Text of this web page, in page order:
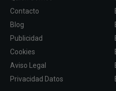
Contacto
Blog
Publicidad
Cookies
Aviso Legal
Privacidad Datos